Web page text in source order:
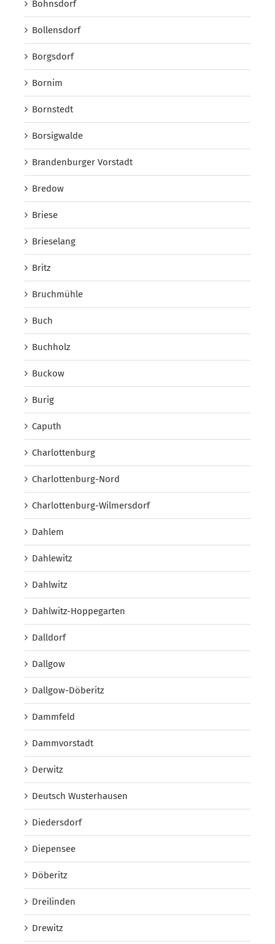
Bohnsdorf
Bollensdorf
Borgsdorf
Bornim
Bornstedt
Borsigwalde
Brandenburger Vorstadt
Bredow
Briese
Brieselang
Britz
Bruchmühle
Buch
Buchholz
Buckow
Burig
Caputh
Charlottenburg
Charlottenburg-Nord
Charlottenburg-Wilmersdorf
Dahlem
Dahlewitz
Dahlwitz
Dahlwitz-Hoppegarten
Dalldorf
Dallgow
Dallgow-Döberitz
Dammfeld
Dammvorstadt
Derwitz
Deutsch Wusterhausen
Diedersdorf
Diepensee
Döberitz
Dreilinden
Drewitz